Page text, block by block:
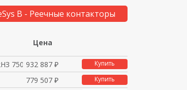
B - Реечные контакторы
Цена
750A 220V
932 887 ₽ Купить
779 507 ₽ Купить